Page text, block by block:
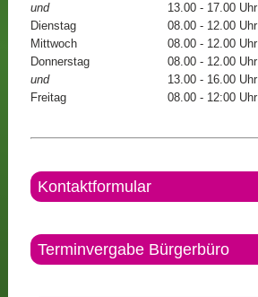
und
13.00 - 17.00 Uhr
Dienstag
08.00 - 12.00 Uhr
Mittwoch
08.00 - 12.00 Uhr
Donnerstag
08.00 - 12.00 Uhr
und
13.00 - 16.00 Uhr
Freitag
08.00 - 12:00 Uhr
Kontaktformular
Terminvergabe Bürgerbüro